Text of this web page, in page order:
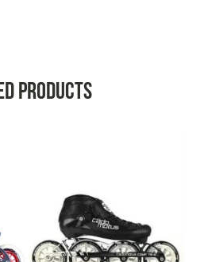
products